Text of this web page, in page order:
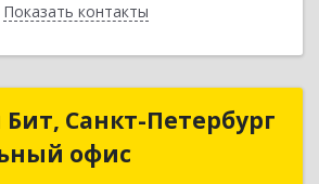
Показать контакты
Назад
Санкт-Петербург
офис
Санкт-Петербург
– Центральный офис